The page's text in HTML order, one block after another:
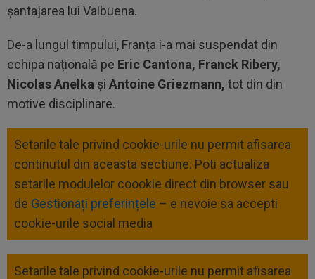
şantajarea lui Valbuena.
De-a lungul timpului, Franța i-a mai suspendat din
echipa națională pe Eric Cantona, Franck Ribery,
Nicolas Anelka și Antoine Griezmann, tot din din
motive disciplinare.
Setarile tale privind cookie-urile nu permit afisarea
continutul din aceasta sectiune. Poti actualiza
setarile modulelor coookie direct din browser sau
de Gestionați preferințele – e nevoie sa accepti
cookie-urile social media
Setarile tale privind cookie-urile nu permit afisarea